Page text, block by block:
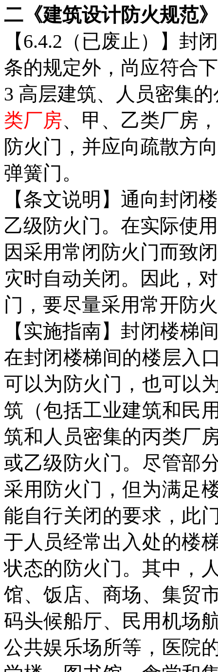
二《建筑设计防火规范
【6.4.2（已废止）】封
条的规定外，尚应符合
3 高层建筑、人员密集
类厂房、甲、乙类厂房
防火门，并应向疏散方
弹簧门。
【条文说明】 通向封闭
乙级防火门。在实际使
因采用常闭防火门而致
灾时自动关闭。因此，
门，要尽量采用常开防
【实施指南】 封闭楼梯
在封闭楼梯间的楼层入
可以为防火门，也可以
筑（包括工业建筑和民
筑和人员密集的丙类厂
或乙级防火门。尽管部
采用防火门，但为满足
能自行关闭的要求，此
于人员经常出入处的楼
状态的防火门。其中，
馆、饭店、商场、集贸
码头候船厅、民用机场
公共娱乐场所等，医院